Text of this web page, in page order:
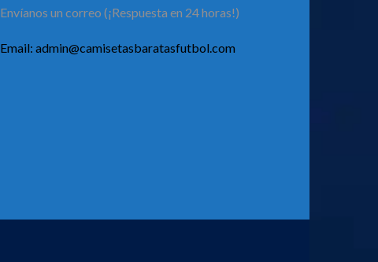
Envíanos un correo (¡Respuesta en 24 horas!)
Email: admin@camisetasbaratasfutbol.com